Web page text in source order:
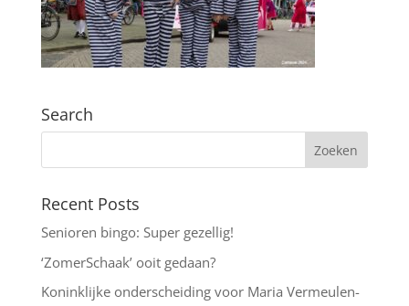
Search
Recent Posts
Senioren bingo: Super gezellig!
‘ZomerSchaak’ ooit gedaan?
Koninklijke onderscheiding voor Maria Vermeulen-